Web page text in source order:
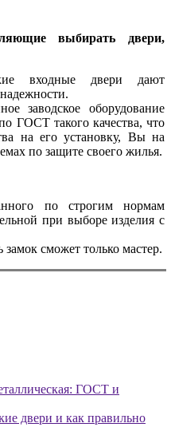
выбирать двери,
входные двери дают
заводское оборудование
ГОСТ такого качества, что
на его установку, Вы на
по защите своего жилья.
по строгим нормам
при выборе изделия с
сможет только мастер.
ГОСТ и
двери и как правильно